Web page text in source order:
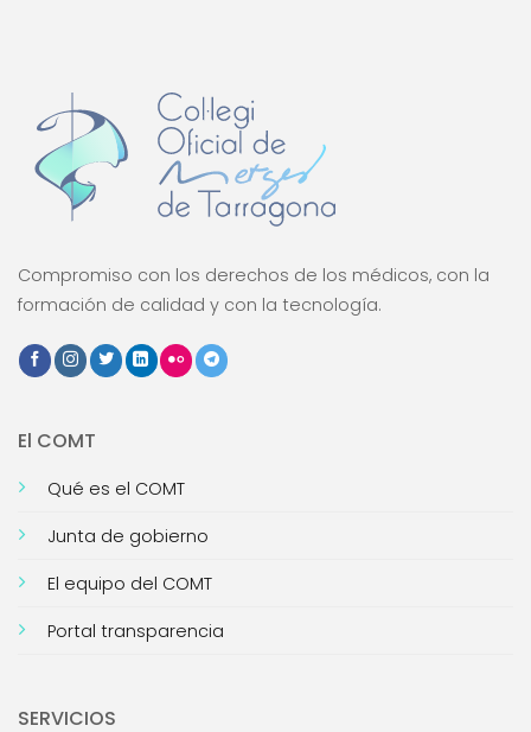
Compromiso con los derechos de los médicos, con la
formación de calidad y con la tecnología.
El COMT
Qué es el COMT
Junta de gobierno
El equipo del COMT
Portal transparencia
SERVICIOS